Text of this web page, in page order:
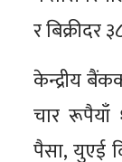
र
केन्द्रीय
चार रूपैयाँ
पैसा, युएई